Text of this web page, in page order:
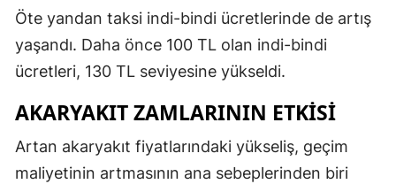
Kocaeli
Konya
Kütahya
Malatya
Manisa
Öte yandan taksi indi-bindi ücretlerinde de artış
yaşandı. Daha önce 100 TL olan indi-bindi
ücretleri, 130 TL seviyesine yükseldi.
AKARYAKIT ZAMLARININ ETKISI
Artan akaryakıt fiyatlarındaki yükseliş, geçim
maliyetinin artmasının ana sebeplerinden biri